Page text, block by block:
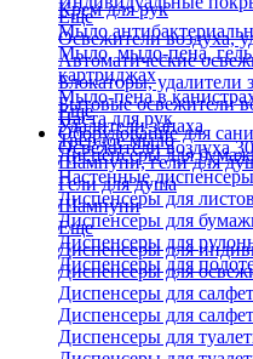
Крем для рук
Мыло
Мыло, мыло-пена,
картриджах
Мыло-пена в
Паста для рук
Твердое мыло
Шампуни, гели для
Гели для душа
Шампуни
Еще
Освежители воздуха,
Автоматические
Блокаторы, удалители
Бытовые освежители
Удалители запаха
Освежители воздуха
Еще
Оборудование для
Диспенсеры для
Настенные
Диспенсеры для
Диспенсеры для
Диспенсеры для
Диспенсеры для
Еще
Диспенсеры для
Диспенсеры для
Диспенсеры для
Диспенсеры для
Диспенсеры для